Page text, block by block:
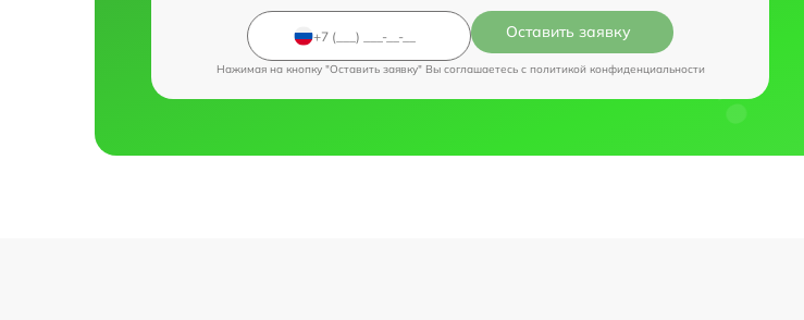
Оставить заявку
Нажимая на кнопку "Оставить заявку" Вы соглашаетесь c политикой конфиденциальности